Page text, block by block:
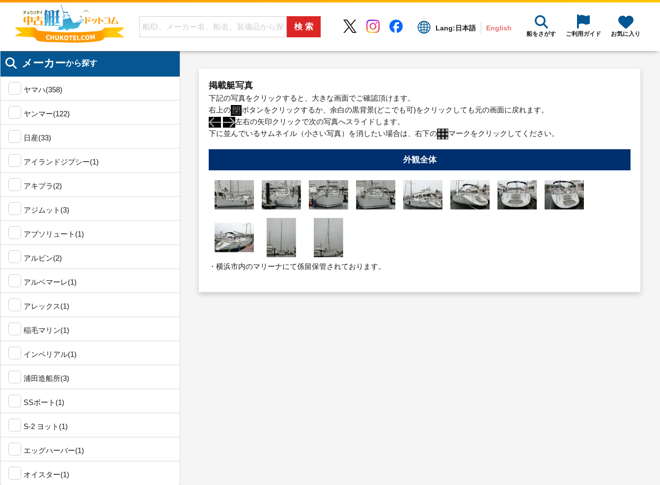
Lang: 日本語 English
船をさがす ご利用ガイド お気に入り
メーカーから探す
ヤマハ(358)
ヤンマー(122)
日産(33)
アイランドジプシー(1)
アキプラ(2)
アジムット(3)
アブソリュート(1)
アルビン(2)
アルベマーレ(1)
アレックス(1)
稲毛マリン(1)
インペリアル(1)
浦田造船所(3)
SSボート(1)
S-2 ヨット(1)
エッグハーバー(1)
オイスター(1)
掲載艇写真
下記の写真をクリックすると、大きな画面でご確認頂けます。
右上の
ボタンをクリックするか、余白の黒背景(どこでも可)をクリックしても元の画面に戻れます。
左右の矢印クリックで次の写真へスライドします。
下に並んでいるサムネイル（小さい写真）を消したい場合は、右下の
マークをクリックしてください。
外観全体
・横浜市内のマリーナにて係留保管されております。